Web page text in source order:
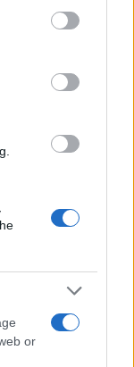
may click to
party tags to
below Google
or
νέα μελέτη